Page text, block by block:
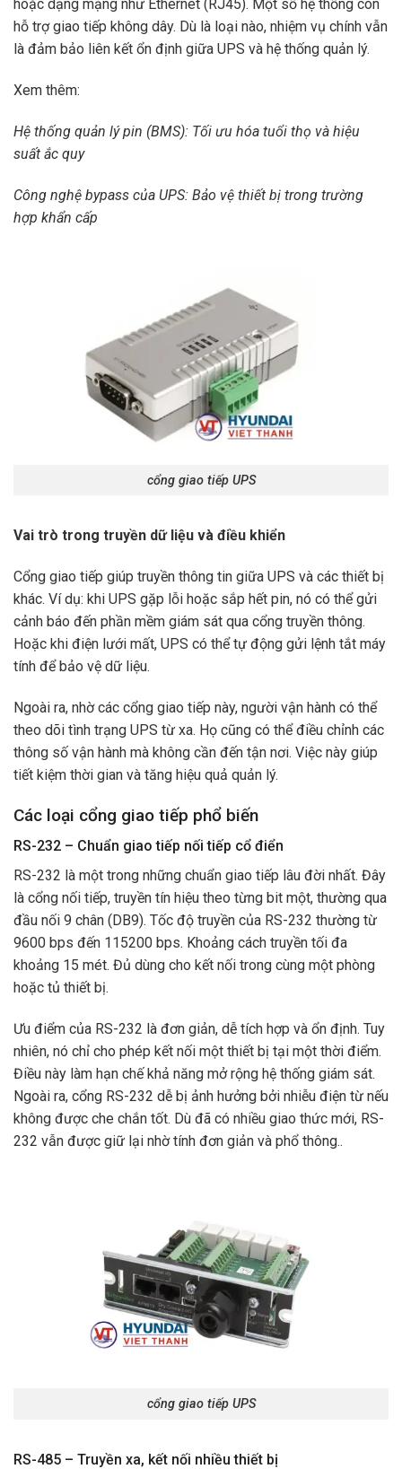
hoặc dạng mạng như Ethernet (RJ45). Một số hệ thống còn
hỗ trợ giao tiếp không dây. Dù là loại nào, nhiệm vụ chính vẫn
là đảm bảo liên kết ổn định giữa UPS và hệ thống quản lý.
Xem thêm:
Hệ thống quản lý pin (BMS): Tối ưu hóa tuổi thọ và hiệu
suất ắc quy
Công nghệ bypass của UPS: Bảo vệ thiết bị trong trường
hợp khẩn cấp
cổng giao tiếp UPS
Vai trò trong truyền dữ liệu và điều khiển
Cổng giao tiếp giúp truyền thông tin giữa UPS và các thiết bị
khác. Ví dụ: khi UPS gặp lỗi hoặc sắp hết pin, nó có thể gửi
cảnh báo đến phần mềm giám sát qua cổng truyền thông.
Hoặc khi điện lưới mất, UPS có thể tự động gửi lệnh tắt máy
tính để bảo vệ dữ liệu.
Ngoài ra, nhờ các cổng giao tiếp này, người vận hành có thể
theo dõi tình trạng UPS từ xa. Họ cũng có thể điều chỉnh các
thông số vận hành mà không cần đến tận nơi. Việc này giúp
tiết kiệm thời gian và tăng hiệu quả quản lý.
Các loại cổng giao tiếp phổ biến
RS-232 – Chuẩn giao tiếp nối tiếp cổ điển
RS-232 là một trong những chuẩn giao tiếp lâu đời nhất. Đây
là cổng nối tiếp, truyền tín hiệu theo từng bit một, thường qua
đầu nối 9 chân (DB9). Tốc độ truyền của RS-232 thường từ
9600 bps đến 115200 bps. Khoảng cách truyền tối đa
khoảng 15 mét. Đủ dùng cho kết nối trong cùng một phòng
hoặc tủ thiết bị.
Ưu điểm của RS-232 là đơn giản, dễ tích hợp và ổn định. Tuy
nhiên, nó chỉ cho phép kết nối một thiết bị tại một thời điểm.
Điều này làm hạn chế khả năng mở rộng hệ thống giám sát.
Ngoài ra, cổng RS-232 dễ bị ảnh hưởng bởi nhiễu điện từ nếu
không được che chắn tốt. Dù đã có nhiều giao thức mới, RS-
232 vẫn được giữ lại nhờ tính đơn giản và phổ thông..
cổng giao tiếp UPS
RS-485 – Truyền xa, kết nối nhiều thiết bị